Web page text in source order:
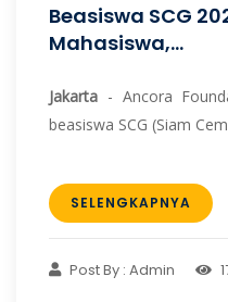
Beasiswa SCG
Mahasiswa,...
Jakarta - Ancora
beasiswa SCG (Siam
SELENGKAPNYA
Post By : Admin